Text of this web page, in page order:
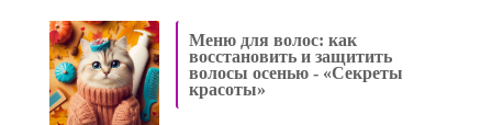
Меню для волос: как
восстановить и защитить
волосы осенью - «Секреты
красоты»